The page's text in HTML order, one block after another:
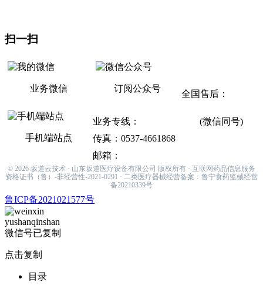
扫一扫
业务微信 订阅公众号
手机端站点
全国售后：
业务专线：
(微信同号)
传真：0537-4661868
邮箱：
© 2026 坂道云技术 · 山东坂道医疗设备有限公司 版权所有 · 互联网药品信息服务
资格证书（鲁）-非经营性-2021-0291 · 二类医疗器械经营备案：鲁宁食药监械经营
备20210339号
鲁ICP备2021021577号
yushanqinshan
微信号已复制
点击复制
目录